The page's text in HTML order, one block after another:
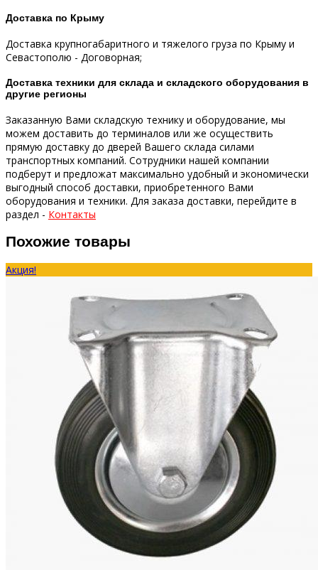
Доставка по Крыму
Доставка крупногабаритного и тяжелого груза по Крыму и
Севастополю - Договорная;
Доставка техники для склада и складского оборудования в
другие регионы
Заказанную Вами складскую технику и оборудование, мы
можем доставить до терминалов или же осуществить
прямую доставку до дверей Вашего склада силами
транспортных компаний. Сотрудники нашей компании
подберут и предложат максимально удобный и экономически
выгодный способ доставки, приобретенного Вами
оборудования и техники. Для заказа доставки, перейдите в
раздел - Контакты
Похожие товары
Акция!